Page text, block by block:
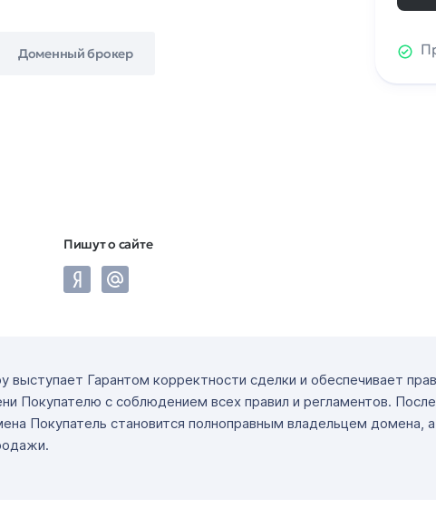
Доменный брокер
Пишут о сайте
выступает Гарантом корректности сделки и обеспечивает
Покупателю с соблюдением всех правил и регламентов.
Покупатель становится полноправным владельцем домена,